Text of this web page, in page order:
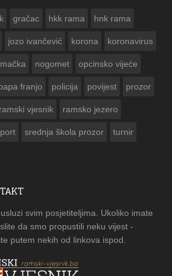
gračac hkk rama hnk rama
jozo ivančević korona koronavirus
nogomet opcinsko vijeće
franjo policija povijest prozor
ramski vjesnik ramsko jezero
srednja škola prozor turnir
svim posjetiteljima. Ukoliko imate
da smo propustili neku vijest -
putem nekih od linkova ispod.